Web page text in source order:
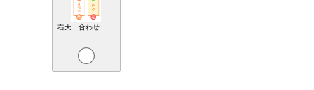
右天 合わせ